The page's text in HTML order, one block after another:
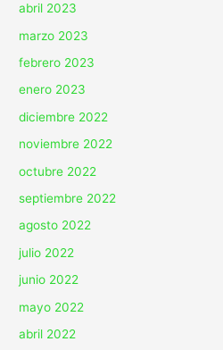
abril 2023
marzo 2023
febrero 2023
enero 2023
diciembre 2022
noviembre 2022
octubre 2022
septiembre 2022
agosto 2022
julio 2022
junio 2022
mayo 2022
abril 2022